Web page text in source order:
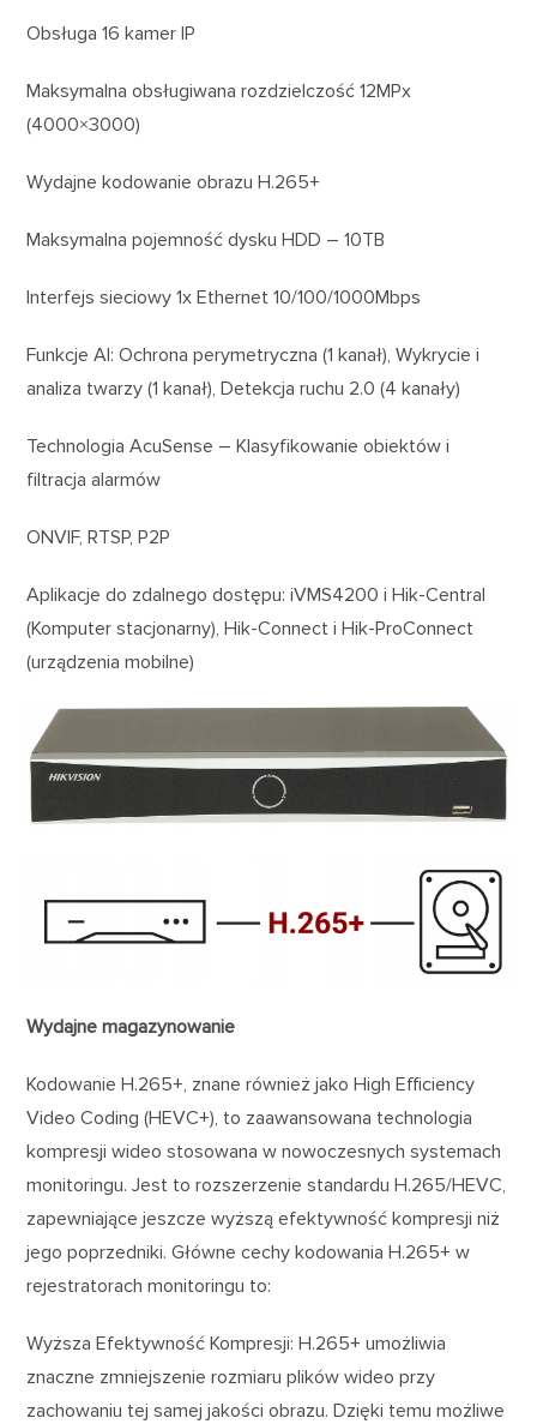
Obsługa 16 kamer IP
Maksymalna obsługiwana rozdzielczość 12MPx
(4000×3000)
Wydajne kodowanie obrazu H.265+
Maksymalna pojemność dysku HDD – 10TB
Interfejs sieciowy 1x Ethernet 10/100/1000Mbps
Funkcje AI: Ochrona perymetryczna (1 kanał), Wykrycie i
analiza twarzy (1 kanał), Detekcja ruchu 2.0 (4 kanały)
Technologia AcuSense – Klasyfikowanie obiektów i
filtracja alarmów
ONVIF, RTSP, P2P
Aplikacje do zdalnego dostępu: iVMS4200 i Hik-Central
(Komputer stacjonarny), Hik-Connect i Hik-ProConnect
(urządzenia mobilne)
Wydajne magazynowanie
Kodowanie H.265+, znane również jako High Efficiency
Video Coding (HEVC+), to zaawansowana technologia
kompresji wideo stosowana w nowoczesnych systemach
monitoringu. Jest to rozszerzenie standardu H.265/HEVC,
zapewniające jeszcze wyższą efektywność kompresji niż
jego poprzedniki. Główne cechy kodowania H.265+ w
rejestratorach monitoringu to:
Wyższa Efektywność Kompresji: H.265+ umożliwia
znaczne zmniejszenie rozmiaru plików wideo przy
zachowaniu tej samej jakości obrazu. Dzięki temu możliwe